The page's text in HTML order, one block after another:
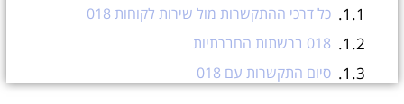
כל דרכי ההתקשרות מול שירות לקוחות 018
018 ברשתות החברתיות
סיום התקשרות עם 018